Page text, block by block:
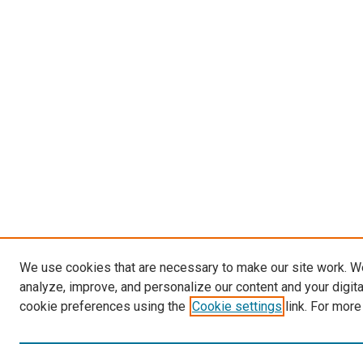
We use cookies that are necessary to make our site work.
analyze, improve, and personalize our content and your
cookie preferences using the Cookie settings link. For